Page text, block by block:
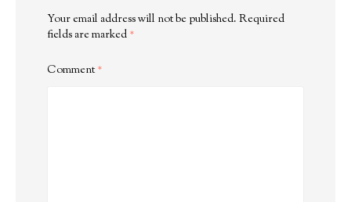
Your email address will not be published. Required
fields are marked *
Comment*